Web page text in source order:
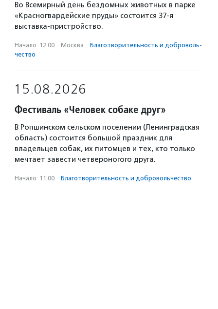
Во Всемирный день бездомных животных в парке
«Красногвардейские пруды» состоится 37-я
выставка-пристройство.
Начало: 12:00 · Москва · Благотвори­тель­ность и доброволь­
чест­во
15.08.2026
Фестиваль «Человек собаке друг»
В Ропшинском сельском поселении (Ленинградская
область) состоится большой праздник для
владельцев собак, их питомцев и тех, кто только
мечтает завести четвероногого друга.
Начало: 11:00 · Благотвори­тель­ность и доброволь­чест­во